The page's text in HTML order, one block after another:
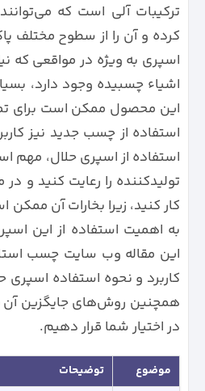
ترکیبات آلی است که
کرده و آن را از سطوح مختلف
اسپری به ویژه در مواقعی که
اشیاء چسبیده وجود دارد،
این محصول ممکن است برای
استفاده از چسب جدید نیز
استفاده از اسپری حلال، مهم
تولیدکننده را رعایت کنید و
کار کنید، زیرا بخارات آن
به اهمیت استفاده از این
این مقاله وب سایت چسب
کاربرد و نحوه استفاده
همچنین روش‌های جایگزین آن
در اختیار شما قرار دهیم.
موضوع
توضیحات